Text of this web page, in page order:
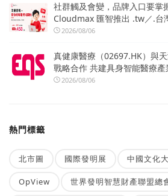
社群觸及會變，品牌入口要掌
Cloudmax 匯智推出 .tw／.台
2026/08/06
真健康醫療（02697.HK）與
戰略合作 共建具身智能醫療產
2026/08/06
熱門標籤
北市圖 國際發明展 中國文化
OpView 世界發明智慧財產聯盟總